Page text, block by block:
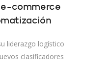
e-commerce
liderazgo logístico
clasificadores